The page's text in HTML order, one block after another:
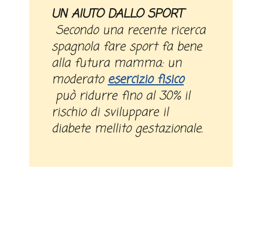
UN AIUTO DALLO SPORT
Secondo una recente ricerca
spagnola fare sport fa bene
alla futura mamma: un
moderatoesercizio fisico
può ridurre fino al 30% il
rischio di sviluppare il
diabete mellito gestazionale.